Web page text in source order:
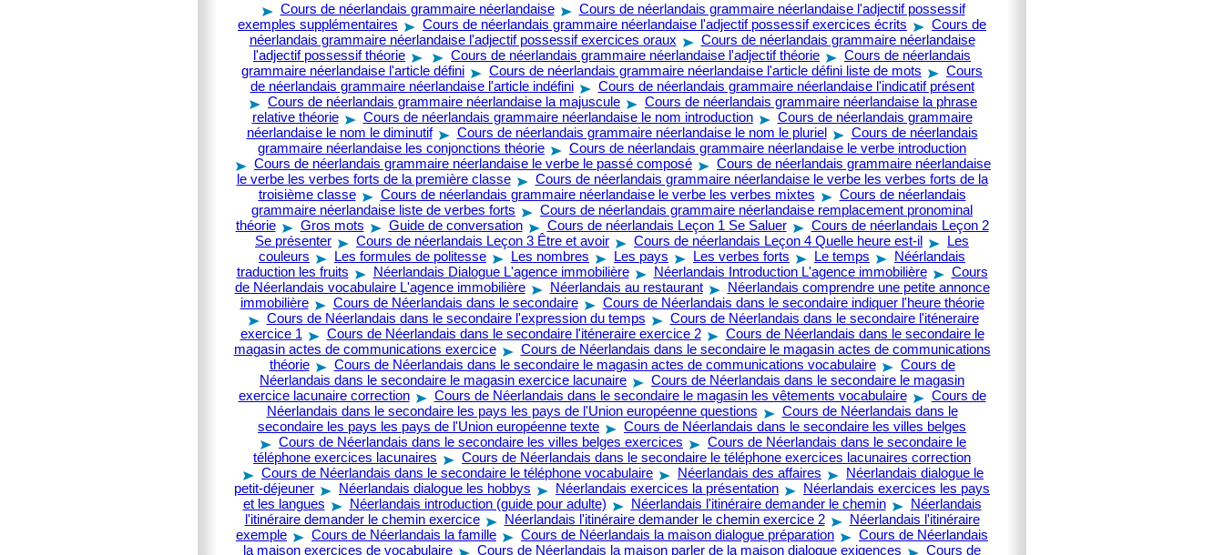
Cours de néerlandais grammaire néerlandaise
Cours de néerlandais grammaire néerlandaise l'adjectif possessif
exemples supplémentaires
Cours de néerlandais grammaire néerlandaise l'adjectif possessif exercices écrits
Cours de
néerlandais grammaire néerlandaise l'adjectif possessif exercices oraux
Cours de néerlandais grammaire néerlandaise
l'adjectif possessif théorie
Cours de néerlandais grammaire néerlandaise l'adjectif théorie
Cours de néerlandais
grammaire néerlandaise l'article défini
Cours de néerlandais grammaire néerlandaise l'article défini liste de mots
Cours
de néerlandais grammaire néerlandaise l'article indéfini
Cours de néerlandais grammaire néerlandaise l'indicatif présent
Cours de néerlandais grammaire néerlandaise la majuscule
Cours de néerlandais grammaire néerlandaise la phrase
relative théorie
Cours de néerlandais grammaire néerlandaise le nom introduction
Cours de néerlandais grammaire
néerlandaise le nom le diminutif
Cours de néerlandais grammaire néerlandaise le nom le pluriel
Cours de néerlandais
grammaire néerlandaise les conjonctions théorie
Cours de néerlandais grammaire néerlandaise le verbe introduction
Cours de néerlandais grammaire néerlandaise le verbe le passé composé
Cours de néerlandais grammaire néerlandaise
le verbe les verbes forts de la première classe
Cours de néerlandais grammaire néerlandaise le verbe les verbes forts de la
troisième classe
Cours de néerlandais grammaire néerlandaise le verbe les verbes mixtes
Cours de néerlandais
grammaire néerlandaise liste de verbes forts
Cours de néerlandais grammaire néerlandaise remplacement pronominal
théorie
Gros mots Guide de conversation Cours de néerlandais Leçon 1 Se Saluer
Cours de néerlandais Leçon 2
Se présenter
Cours de néerlandais Leçon 3 Être et avoir Cours de néerlandais Leçon 4 Quelle heure est-il
Les
couleurs
Les formules de politesse Les nombres Les pays Les verbes forts Le temps
Néérlandais
traduction les fruits
Néerlandais Dialogue L'agence immobilière Néerlandais Introduction L'agence immobilière
Cours
de Néerlandais vocabulaire L'agence immobilière
Néerlandais au restaurant
Néerlandais comprendre une petite annonce
immobilière
Cours de Néerlandais dans le secondaire
Cours de Néerlandais dans le secondaire indiquer l'heure théorie
Cours de Néerlandais dans le secondaire l'expression du temps
Cours de Néerlandais dans le secondaire l'iténeraire
exercice 1
Cours de Néerlandais dans le secondaire l'iténeraire exercice 2
Cours de Néerlandais dans le secondaire le
magasin actes de communications exercice
Cours de Néerlandais dans le secondaire le magasin actes de communications
théorie
Cours de Néerlandais dans le secondaire le magasin actes de communications vocabulaire
Cours de
Néerlandais dans le secondaire le magasin exercice lacunaire
Cours de Néerlandais dans le secondaire le magasin
exercice lacunaire correction
Cours de Néerlandais dans le secondaire le magasin les vêtements vocabulaire
Cours de
Néerlandais dans le secondaire les pays les pays de l'Union européenne questions
Cours de Néerlandais dans le
secondaire les pays les pays de l'Union européenne texte
Cours de Néerlandais dans le secondaire les villes belges
Cours de Néerlandais dans le secondaire les villes belges exercices
Cours de Néerlandais dans le secondaire le
téléphone exercices lacunaires
Cours de Néerlandais dans le secondaire le téléphone exercices lacunaires correction
Cours de Néerlandais dans le secondaire le téléphone vocabulaire
Néerlandais des affaires
Néerlandais dialogue le
petit-déjeuner
Néerlandais dialogue les hobbys Néerlandais exercices la présentation
Néerlandais exercices les pays
et les langues
Néerlandais introduction (guide pour adulte) Néerlandais l'itinéraire demander le chemin
Néerlandais
l'itinéraire demander le chemin exercice
Néerlandais l'itinéraire demander le chemin exercice 2
Néerlandais l'itinéraire
exemple
Cours de Néerlandais la famille Cours de Néerlandais la maison dialogue préparation
Cours de Néerlandais
la maison exercices de vocabulaire
Cours de Néerlandais la maison parler de la maison dialogue exigences
Cours de